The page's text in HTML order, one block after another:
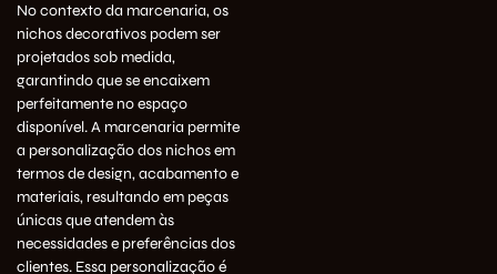
No contexto da marcenaria, os
nichos decorativos podem ser
projetados sob medida,
garantindo que se encaixem
perfeitamente no espaço
disponível. A marcenaria permite
a personalização dos nichos em
termos de design, acabamento e
materiais, resultando em peças
únicas que atendem às
necessidades e preferências dos
clientes. Essa personalização é